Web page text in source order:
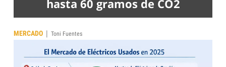
hasta 60 gramos de CO2
MERCADO | Toni Fuentes